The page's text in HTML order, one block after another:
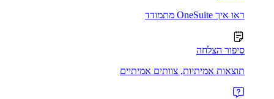
ראו איך OneSuite מתמודד
סיפור הצלחה
תוצאות אמיתיות, צוותים אמיתיים